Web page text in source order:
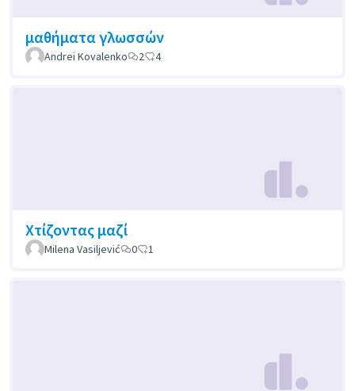
μαθήματα γλωσσών
Andrei Kovalenko 2 4
Χτίζοντας μαζί
Milena Vasiljević 0 1